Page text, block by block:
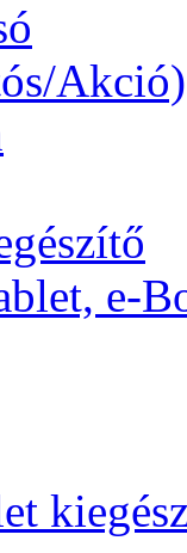
Akció)
e-